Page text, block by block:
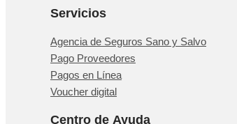
Servicios
Agencia de Seguros Sano y Salvo
Pago Proveedores
Pagos en Línea
Voucher digital
Centro de Ayuda